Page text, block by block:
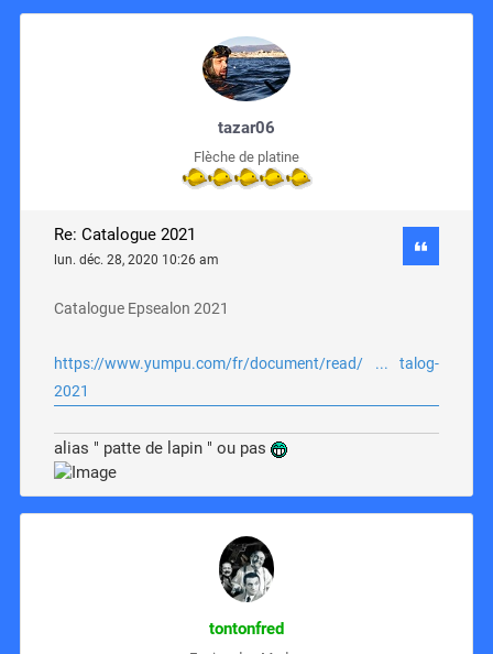
tazar06
Flèche de platine
Re: Catalogue 2021
lun. déc. 28, 2020 10:26 am
Catalogue Epsealon 2021
https://www.yumpu.com/fr/document/read/ ... talog-
2021
alias " patte de lapin " ou pas
tontonfred